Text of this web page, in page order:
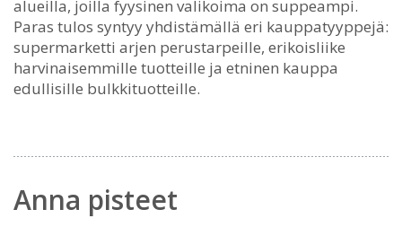
alueilla, joilla fyysinen valikoima on suppeampi.
Paras tulos syntyy yhdistämällä eri kauppatyyppejä:
supermarketti arjen perustarpeille, erikoisliike
harvinaisemmille tuotteille ja etninen kauppa
edullisille bulkkituotteille.
Anna pisteet